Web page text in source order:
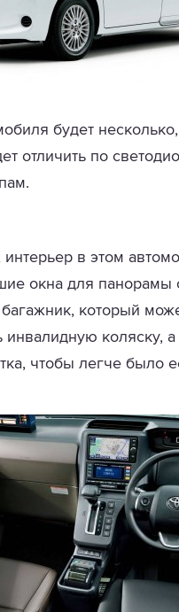
будет
отличить по
интерьер в этом
окна для
который
инвалидную коляску,
чтобы легче было